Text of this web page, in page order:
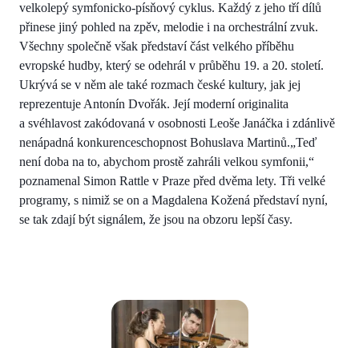
velkolepý symfonicko-písňový cyklus. Každý z jeho tří dílů
přinese jiný pohled na zpěv, melodie i na orchestrální zvuk.
Všechny společně však představí část velkého příběhu
evropské hudby, který se odehrál v průběhu 19. a 20. století.
Ukrývá se v něm ale také rozmach české kultury, jak jej
reprezentuje Antonín Dvořák. Její moderní originalita
a svéhlavost zakódovaná v osobnosti Leoše Janáčka i zdánlivě
nenápadná konkurenceschopnost Bohuslava Martinů.„Teď
není doba na to, abychom prostě zahráli velkou symfonii,“
poznamenal Simon Rattle v Praze před dvěma lety. Tři velké
programy, s nimiž se on a Magdalena Kožená představí nyní,
se tak zdají být signálem, že jsou na obzoru lepší časy.